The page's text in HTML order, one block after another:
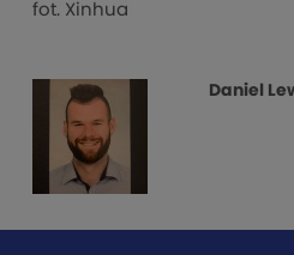
fot. Xinhua
Daniel